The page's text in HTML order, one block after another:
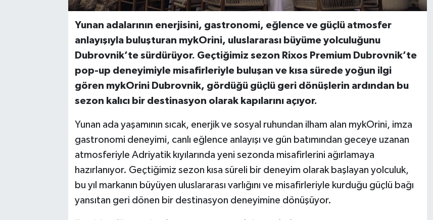
Yunan adalarının enerjisini, gastronomi, eğlence ve güçlü atmosfer
anlayışıyla buluşturan mykOrini, uluslararası büyüme yolculuğunu
Dubrovnik’te sürdürüyor. Geçtiğimiz sezon Rixos Premium Dubrovnik’te
pop-up deneyimiyle misafirleriyle buluşan ve kısa sürede yoğun ilgi
gören mykOrini Dubrovnik, gördüğü güçlü geri dönüşlerin ardından bu
sezon kalıcı bir destinasyon olarak kapılarını açıyor.
Yunan ada yaşamının sıcak, enerjik ve sosyal ruhundan ilham alan mykOrini, imza
gastronomi deneyimi, canlı eğlence anlayışı ve gün batımından geceye uzanan
atmosferiyle Adriyatik kıyılarında yeni sezonda misafirlerini ağırlamaya
hazırlanıyor. Geçtiğimiz sezon kısa süreli bir deneyim olarak başlayan yolculuk,
bu yıl markanın büyüyen uluslararası varlığını ve misafirleriyle kurduğu güçlü bağı
yansıtan geri dönen bir destinasyon deneyimine dönüşüyor.